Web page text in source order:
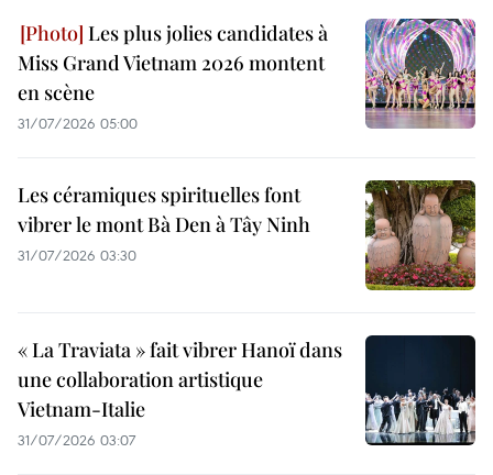
Les plus jolies candidates à
Miss Grand Vietnam 2026 montent
en scène
31/07/2026 05:00
Les céramiques spirituelles font
vibrer le mont Bà Den à Tây Ninh
31/07/2026 03:30
« La Traviata » fait vibrer Hanoï dans
une collaboration artistique
Vietnam-Italie
31/07/2026 03:07